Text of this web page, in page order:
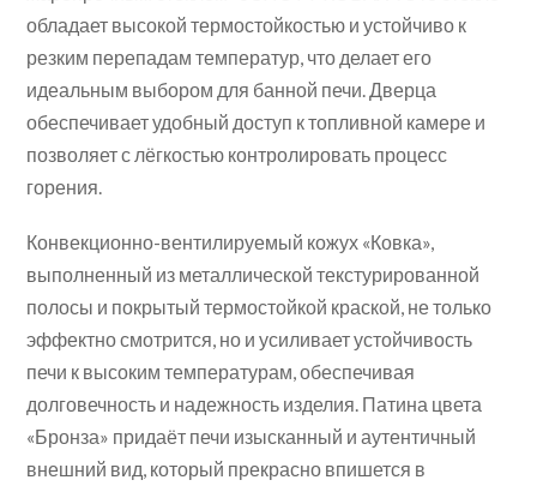
обладает высокой термостойкостью и устойчиво к
резким перепадам температур, что делает его
идеальным выбором для банной печи. Дверца
обеспечивает удобный доступ к топливной камере и
позволяет с лёгкостью контролировать процесс
горения.
Конвекционно-вентилируемый кожух «Ковка»,
выполненный из металлической текстурированной
полосы и покрытый термостойкой краской, не только
эффектно смотрится, но и усиливает устойчивость
печи к высоким температурам, обеспечивая
долговечность и надежность изделия. Патина цвета
«Бронза» придаёт печи изысканный и аутентичный
внешний вид, который прекрасно впишется в